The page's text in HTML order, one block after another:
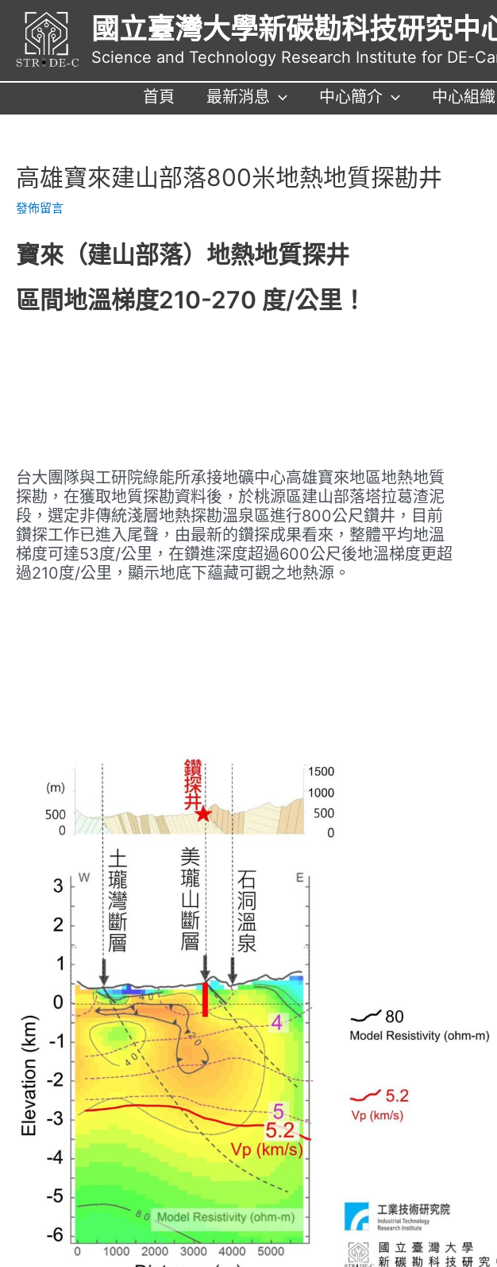
內
國立臺灣大學新碳勘科技研究中
Science and Technology Research Institute for DE-
首頁 最新消息 中心簡介 中心組織
高雄寶來建山部落800米地熱地質探勘井
發佈留言
寶來（建山部落）地熱地質探井
區間地溫梯度210-270 度/公里！
台大團隊與工研院綠能所承接地礦中心高雄寶來地區地熱地質
探勘，在獲取地質探勘資料後，於桃源區建山部落塔拉葛渣泥
段，選定非傳統淺層地熱探勘溫泉區進行800公尺鑽井，目前
鑽探工作已進入尾聲，由最新的鑽探成果看來，整體平均地溫
梯度可達53度/公里，在鑽進深度超過600公尺後地溫梯度更超
過210度/公里，顯示地底下蘊藏可觀之地熱源。